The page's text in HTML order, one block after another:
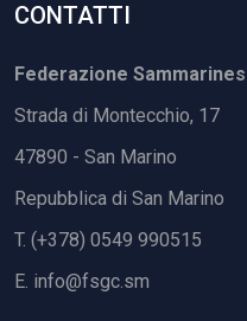
CONTATTI
Federazione
Strada di Montecchio, 17
47890 - San Marino
Repubblica di San Marino
T. (+378) 0549 990515
E. info@fsgc.sm